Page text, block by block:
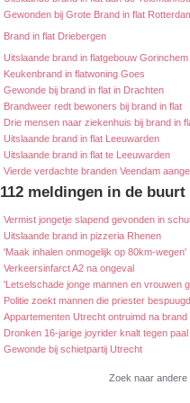
Gewonden bij Grote Brand in flat
Brand in flat Driebergen
Uitslaande brand in flatgebouw Gorinchem
Keukenbrand in flatwoning Goes
Gewonde bij brand in flat in Drachten
Brandweer redt bewoners bij brand in flat
Drie mensen naar ziekenhuis bij brand in
Uitslaande brand in flat Leeuwarden
Uitslaande brand in flat te Leeuwarden
Vierde verdachte branden Veendam
112 meldingen in de
Vermist jongetje slapend gevonden in
Uitslaande brand in pizzeria Rhenen
'Maak inhalen onmogelijk op 80km-wegen'
Verkeersinfarct A2 na ongeval
'Letselschade jonge mannen en vrouwen
Politie zoekt mannen die priester
Appartementen Utrecht ontruimd na brand
Dronken 16-jarige joyrider knalt tegen paal
Gewonde bij schietpartij Utrecht
Zoek naar andere